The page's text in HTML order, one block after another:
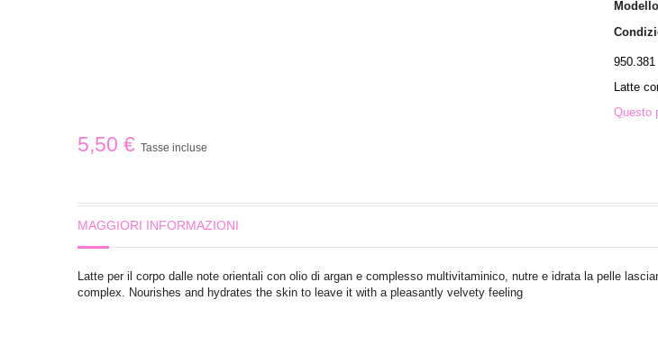
Modello
950.381
Latte
Questo
5,50 € Tasse incluse
MAGGIORI INFORMAZIONI
Latte per il corpo dalle note orientali con olio di argan e complesso multivitaminico, nutre e idrata la pelle
complex. Nourishes and hydrates the skin to leave it with a pleasantly velvety feeling